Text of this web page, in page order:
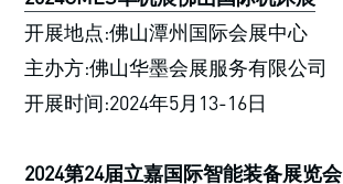
开展地点:佛山潭州国际会展中心
主办方:佛山华墨会展服务有限公司
开展时间:2024年5月13-16日
2024第24届立嘉国际智能装备展览会